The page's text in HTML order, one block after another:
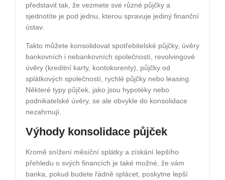
představit tak, že vezmete své různé půjčky a
sjednotíte je pod jednu, kterou spravuje jediný finanční
ústav.
Takto můžete konsolidovat spotřebitelské půjčky, úvěry
bankovních i nebankovních společností, revolvingové
úvěry (kreditní karty, kontokorenty), půjčky od
splátkových společností, rychlé půjčky nebo leasing.
Některé typy půjček, jako jsou hypotéky nebo
podnikatelské úvěry, se ale obvykle do konsolidace
nezahrnují.
Výhody konsolidace půjček
Kromě snížení měsíční splátky a získání lepšího
přehledu o svých financích je také možné, že vám
banka, pokud budete řádně splácet, poskytne lepší